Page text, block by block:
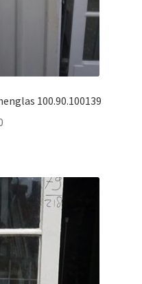
100.90.100139